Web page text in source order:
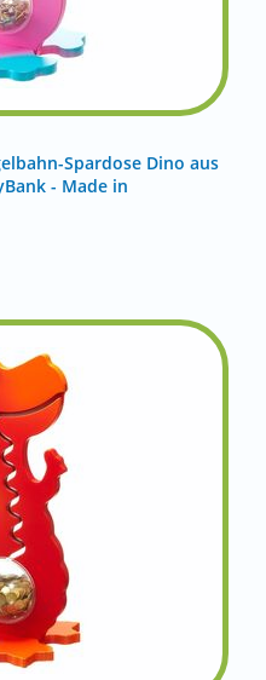
Spardose Dino aus
- Made in